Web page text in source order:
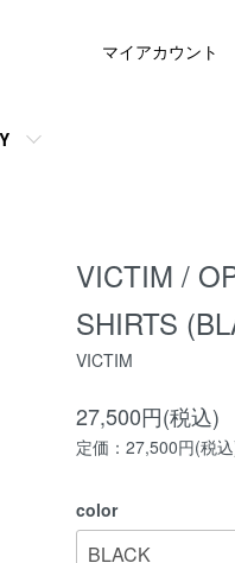
マイアカウント
VICTIM /
SHIRTS
VICTIM
27,500円(税込)
定価：27,500円(税
color